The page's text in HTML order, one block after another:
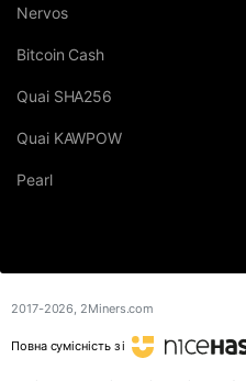
Nervos
Bitcoin Cash
Quai SHA256
Quai KAWPOW
Pearl
2017-2026, 2Miners.com
Повна сумісність з і